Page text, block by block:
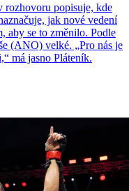
rozhovoru popisuje, kde
jak nové vedení
aby se to změnilo. Podle
(ANO) velké. „Pro nás je
má jasno Pláteník.